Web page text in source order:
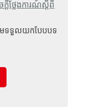
ថ្លែងការណ៍ស្តីពី
រមទទួលយកបែបបទ